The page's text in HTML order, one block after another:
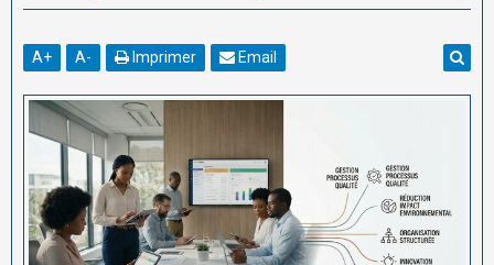
A+ A- Imprimer Email